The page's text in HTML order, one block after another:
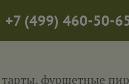
+7(499) 460-50-
фуршетные